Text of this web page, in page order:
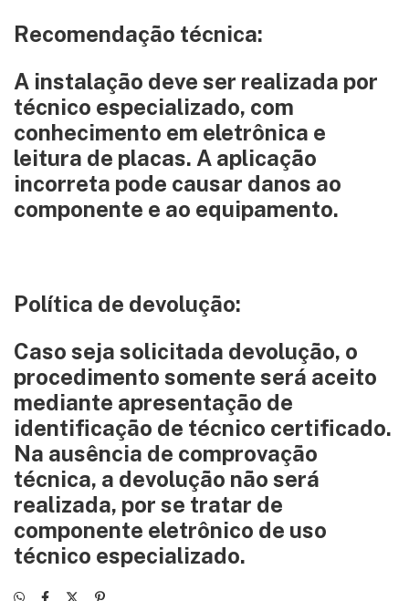
Recomendação técnica:
A instalação deve ser realizada por
técnico especializado, com
conhecimento em eletrônica e
leitura de placas. A aplicação
incorreta pode causar danos ao
componente e ao equipamento.
Política de devolução:
Caso seja solicitada devolução, o
procedimento somente será aceito
mediante apresentação de
identificação de técnico certificado.
Na ausência de comprovação
técnica, a devolução não será
realizada, por se tratar de
componente eletrônico de uso
técnico especializado.